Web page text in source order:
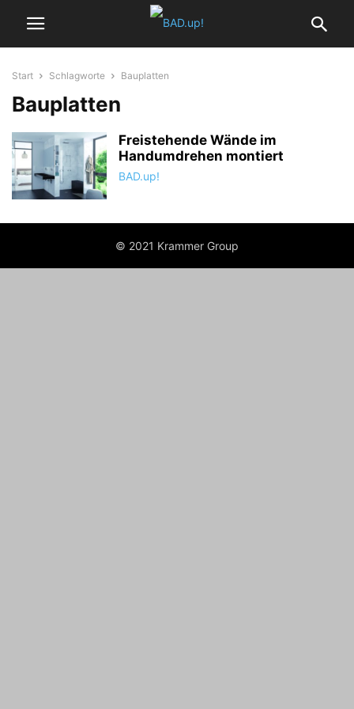
Start Schlagworte Bauplatten
Bauplatten
Freistehende Wände im
Handumdrehen montiert
BAD.up!
© 2021 Krammer Group